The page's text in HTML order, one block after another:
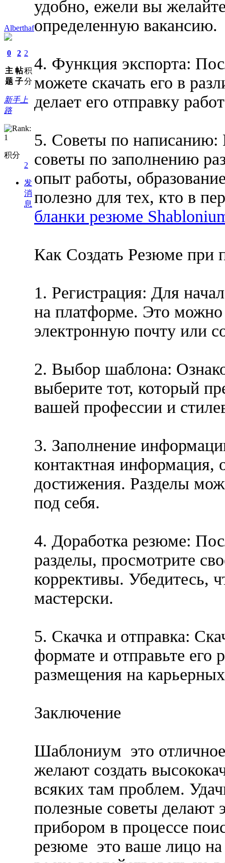
Alberthaf
0
主
题
2
帖
子
2
积
分
新手上
路
积分
2
发
消
息
удобно, ежели вы
определенную вакансию.
4. Функция экспорта:
можете скачать его в
делает его отправку
5. Советы по написанию:
советы по заполнению
опыт работы,
полезно для тех, кто в
бланки резюме
Как Создать Резюме
1. Регистрация: Для
на платформе. Это можно
электронную почту или
2. Выбор шаблона:
выберите тот, который
вашей профессии и
3. Заполнение
контактная информация,
достижения. Разделы
под себя.
4. Доработка резюме:
разделы, просмотрите
коррективы. Убедитесь,
мастерски.
5. Скачка и отправка:
формате и отправьте его
размещения на
Заключение
Шаблониум это
желают создать
всяких там проблем.
полезные советы делают
прибором в процессе
резюме это ваше лицо на